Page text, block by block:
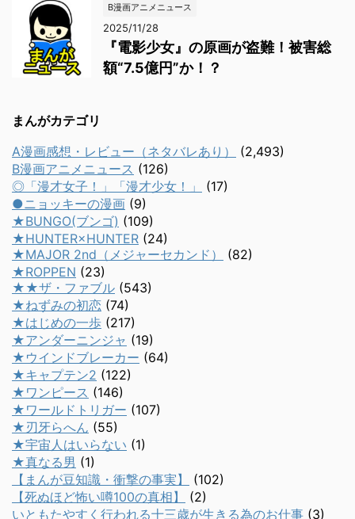
B漫画アニメニュース
2025/11/28
『電影少女』の原画が盗難！被害総
額“7.5億円”か！？
まんがカテゴリ
A漫画感想・レビュー（ネタバレあり）
(2,493)
B漫画アニメニュース (126)
◎「漫才女子！」「漫才少女！」
(17)
●ニョッキーの漫画 (9)
★BUNGO(ブンゴ) (109)
★HUNTER×HUNTER (24)
★MAJOR 2nd（メジャーセカンド）
(82)
★ROPPEN (23)
★★ザ・ファブル (543)
★ねずみの初恋 (74)
★はじめの一歩 (217)
★アンダーニンジャ (19)
★ウインドブレーカー (64)
★キャプテン2 (122)
★ワンピース (146)
★ワールドトリガー (107)
★刃牙らへん (55)
★宇宙人はいらない (1)
★真なる男 (1)
【まんが豆知識・衝撃の事実】
(102)
【死ぬほど怖い噂100の真相】
(2)
いともたやすく行われる十三歳が生きる為のお仕事 (3)